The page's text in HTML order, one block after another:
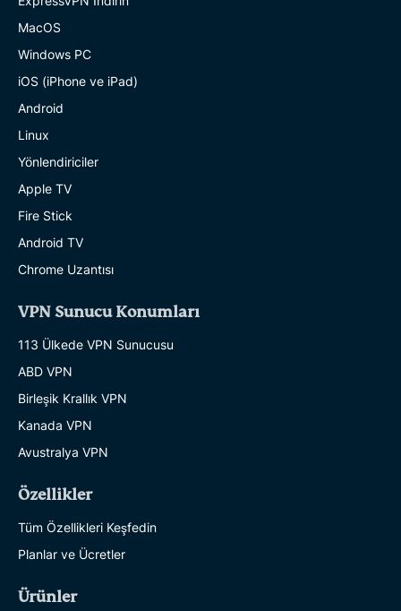
MacOS
Windows PC
iOS (iPhone ve iPad)
Android
Linux
Yönlendiriciler
Apple TV
Fire Stick
Android TV
Chrome Uzantısı
VPN Sunucu Konumları
113 Ülkede VPN Sunucusu
ABD VPN
Birleşik Krallık VPN
Kanada VPN
Avustralya VPN
Özellikler
Tüm Özellikleri Keşfedin
Planlar ve Ücretler
Ürünler